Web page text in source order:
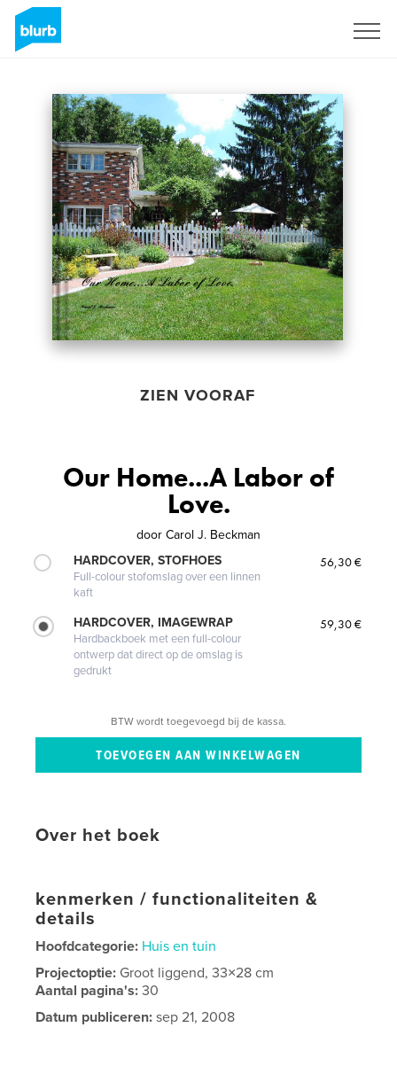
ZIEN VOORAF
Our Home...A Labor of
Love.
door Carol J. Beckman
HARDCOVER, STOFHOES
Full-colour stofomslag over een linnen
kaft
56,30 €
HARDCOVER, IMAGEWRAP
Hardbackboek met een full-colour
ontwerp dat direct op de omslag is
gedrukt
59,30 €
BTW wordt toegevoegd bij de kassa.
Over het boek
kenmerken / functionaliteiten &
details
Hoofdcategorie: Huis en tuin
Projectoptie: Groot liggend, 33×28 cm
Aantal pagina's:30
Datum publiceren: sep 21, 2008